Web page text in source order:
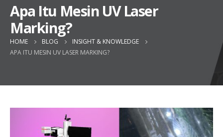
Apa Itu Mesin UV Laser
Marking?
HOME BLOG
INSIGHT & KNOWLEDGE
APA ITU MESIN UV LASER MARKING?